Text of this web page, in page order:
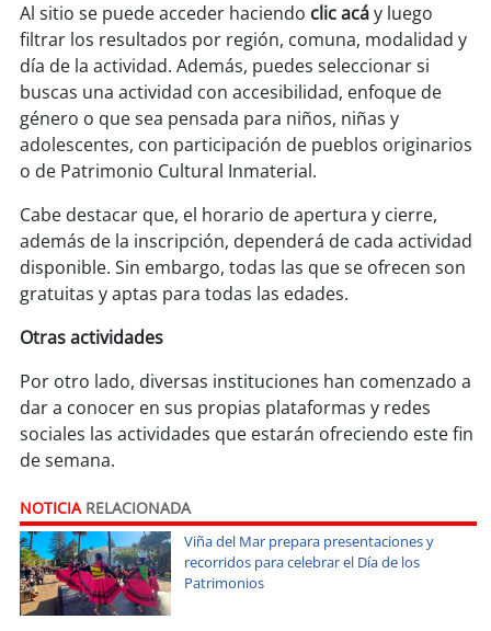
soyosorno
soy puertomontt
soychiloé
Al sitio se puede acceder haciendo clic acáy luego
filtrar los resultados por región, comuna, modalidad y
día de la actividad. Además, puedes seleccionar si
buscas una actividad con accesibilidad, enfoque de
género o que sea pensada para niños, niñas y
adolescentes, con participación de pueblos originarios
o de Patrimonio Cultural Inmaterial.
Cabe destacar que, el horario de apertura y cierre,
además de la inscripción, dependerá de cada actividad
disponible. Sin embargo, todas las que se ofrecen son
gratuitas y aptas para todas las edades.
Otras actividades
Por otro lado, diversas instituciones han comenzado a
dar a conocer en sus propias plataformas y redes
sociales las actividades que estarán ofreciendo este fin
de semana.
NOTICIARELACIONADA
Viña del Mar prepara presentaciones y
recorridos para celebrar el Día de los
Patrimonios